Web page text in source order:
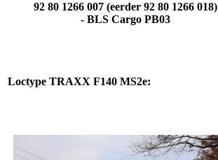
92 80 1266 007 (eerder 92 80 1266 018)
- BLS Cargo PB03
Loctype TRAXX F140 MS2e: